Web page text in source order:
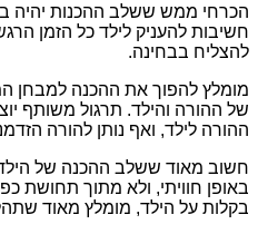
הכרחי ממש ששלב ההכנות יהיה
חשיבות להעניק לילד כל הזמן
להצליח בבחינה.
מומלץ להפוך את ההכנה למבחן
של ההורה והילד. תרגול משותף
ההורה לילד, ואף נותן להורה
חשוב מאוד ששלב ההכנה של הילד
באופן חוויתי, ולא מתוך תחושת
בקלות על הילד, מומלץ מאוד